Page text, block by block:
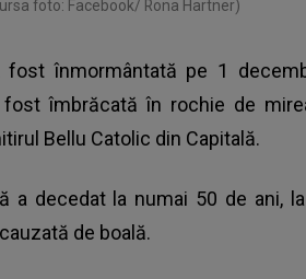
foto: Facebook/ Rona Hartner)
fost înmormântată pe 1
fost îmbrăcată în rochie de
Bellu Catolic din Capitală.
a decedat la numai 50 de ani,
de boală.